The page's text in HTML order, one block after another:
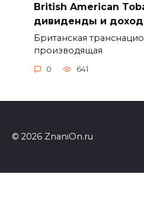
British American
дивиденды и
Британская
производящая
0 641
© 2026 ZnaniOn.ru